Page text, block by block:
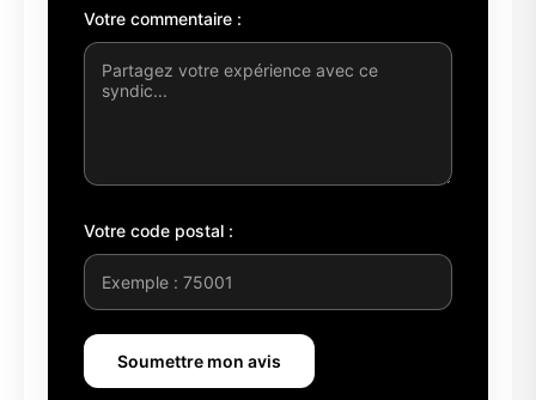
Votre commentaire :
Votre code postal :
Soumettre mon avis